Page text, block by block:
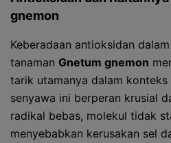
gnemon
Keberadaan antioksidan
tanaman Gnetum gnemon
tarik utamanya dalam konteks
senyawa ini berperan krusial
radikal bebas, molekul tidak
menyebabkan kerusakan sel